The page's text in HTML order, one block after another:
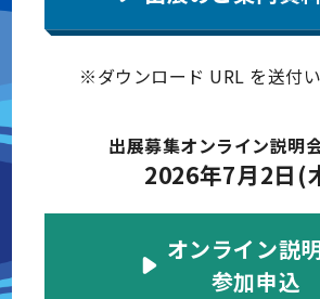
※ダウンロード URL を送付い
出展募集オンライン説明
2026年7月2日(
オンライン説
参加申込